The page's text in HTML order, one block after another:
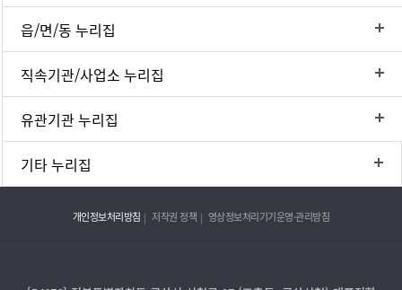
읍/면/동 누리집
직속기관/사업소 누리집
유관기관 누리집
기타 누리집
개인정보처리방침 저작권 정책 영상정보처리기기운영·관리방침